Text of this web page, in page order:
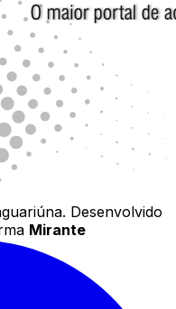
. Desenvolvido
Mirante